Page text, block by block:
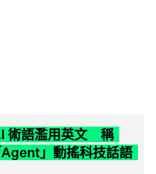
術語濫用英文 稱
Agent」動搖科技話語